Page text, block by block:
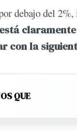
debajo del
con la
QUE